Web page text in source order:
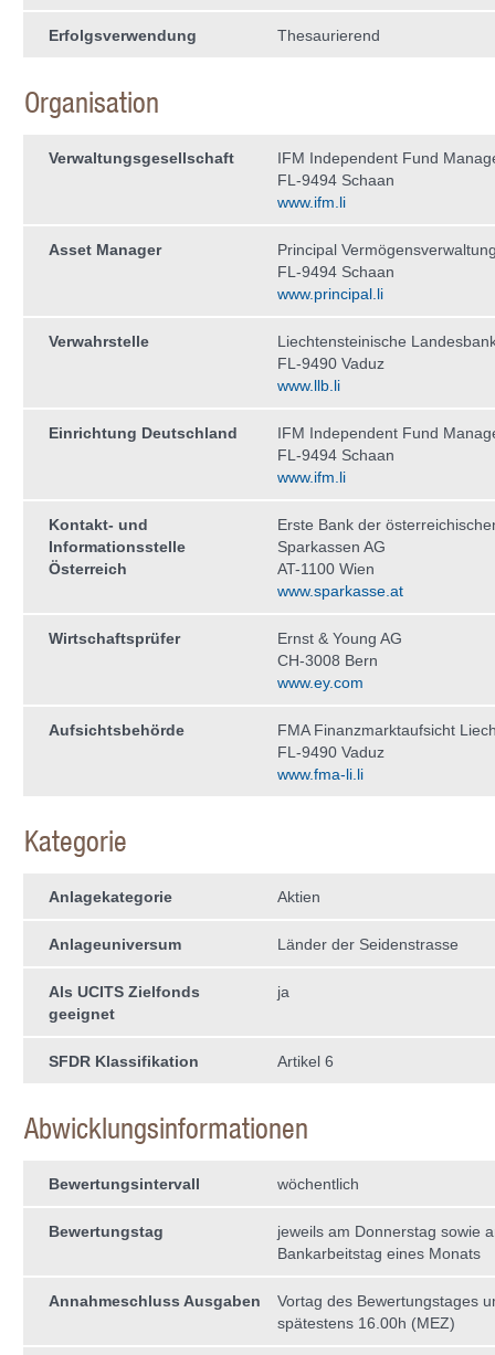
Erfolgsverwendung Thesaurierend
Organisation
Verwaltungs­gesellschaft
IFM Independent Fund
FL-9494 Schaan
www.ifm.li
Asset Manager
Principal
FL-9494 Schaan
www.principal.li
Verwahrstelle
Liechtensteinische
FL-9490 Vaduz
www.llb.li
Einrichtung Deutschland
IFM Independent Fund
FL-9494 Schaan
www.ifm.li
Kontakt- und
Informationsstelle
Österreich
Erste Bank der
Sparkassen AG
AT-1100 Wien
www.sparkasse.at
Wirtschaftsprüfer
Ernst & Young AG
CH-3008 Bern
www.ey.com
Aufsichtsbehörde
FMA Finanzmarktaufsicht
FL-9490 Vaduz
www.fma-li.li
Kategorie
Anlagekategorie Aktien
Anlageuniversum Länder der Seidenstrasse
Als UCITS Zielfonds
geeignet
ja
SFDR Klassifikation Artikel 6
Abwicklungsinformationen
Bewertungsintervall wöchentlich
Bewertungstag
jeweils am Donnerstag sowie
Bankarbeitstag eines Monats
Annahmeschluss Ausgaben
Vortag des Bewertungstages
spätestens 16.00h (MEZ)